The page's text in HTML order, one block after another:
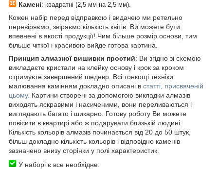
Камені: квадратні (2,5 мм на 2,5 мм).
Кожен набір перед відправкою і видачею ми ретельно
перевіряємо, звіряємо кількість квітів. Ви можете бути
впевнені в якості продукції! Чим більше розмір основи, тим
більше чіткої і красивою вийде готова картина.
Принцип алмазної вишивки простий: Ви згідно зі схемою
викладаєте кристали на клейку основу і крок за кроком
отримуєте завершений шедевр. Всі тонкощі техніки
малювання камінням докладно описані в статті, присвяченій
цьому. Картини створені за допомогою викладки алмазів
виходять яскравими і насиченими, вони переливаються і
виглядають багато і шикарно. Готову роботу Ви можете
повісити в квартирі або ж подарувати близькій людині.
Кількість кольорів алмазів починається від 20 до 50 штук,
більш докладно кількість кольорів і відповідно каменів
зазначено внизу сторінки у полі характеристик.
У наборі є все необхідне: